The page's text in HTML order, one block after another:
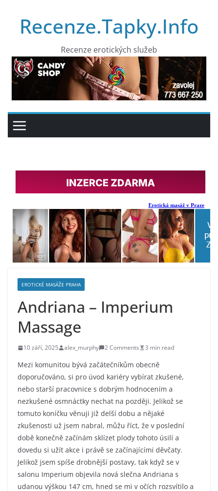
obsahRecenze.Tapky.Info
Recenze erotických služeb
EROTICKÉ MASÁŽE PRAHA
Andriana – Imperium
Massage
10 září, 2025 alex_murphy 2 Comments 3 min read
Mezi komunitou bývá začátečníkům obecně
doporučováno, si pro úvod kariéry vybírat zkušené,
nebo starší pracovnice s dobrým hodnocením a
nezkušené osmnáctky nechat na později. Jelikož se
tomuto koníčku věnuji již delší dobu a nějaké
zkušenosti už jsem nabral, můžu říct, že v poslední
době konečně začínám sklízet plody tohoto úsilí a
dovedu si užít akce i právě se začínajícími děvčaty.
Jelikož jsem spíše drobnější postavy, tak když se v
salonu Imperium objevila nová slečna Andriana s
udanou výškou 147 cm, hned se mi v očích rozsvítilo a